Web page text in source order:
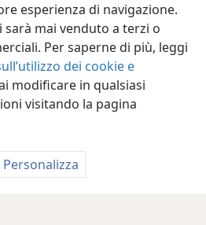
esperienza di navigazione.
mai venduto a terzi o
Per saperne di più, leggi
dei cookie e
modificare in qualsiasi
visitando la pagina
Personalizza
Condividi Impostazioni
Bible and Tract Society of Pennsylvania
sulla privacy
Impostazioni privacy
JW.ORG
Accedi